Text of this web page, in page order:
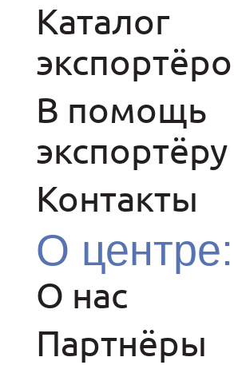
Каталог
В помощь
экспортёру
Контакты
О центре:
О нас
Партнёры